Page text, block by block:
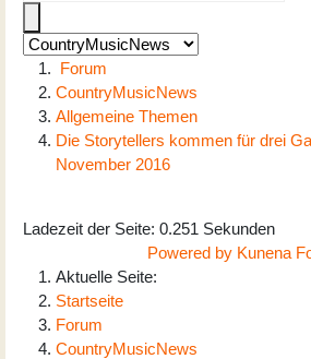
Forum
CountryMusicNews
Allgemeine Themen
Die Storytellers kommen für drei
November 2016
Ladezeit der Seite: 0.251 Sekunden
Powered by Kunena
Aktuelle Seite:
Startseite
Forum
CountryMusicNews